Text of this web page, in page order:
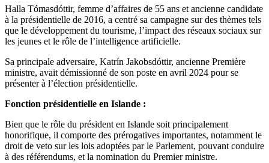
Halla Tómasdóttir, femme d’affaires de 55 ans et ancienne candidate
à la présidentielle de 2016, a centré sa campagne sur des thèmes tels
que le développement du tourisme, l’impact des réseaux sociaux sur
les jeunes et le rôle de l’intelligence artificielle.
Sa principale adversaire, Katrín Jakobsdóttir, ancienne Première
ministre, avait démissionné de son poste en avril 2024 pour se
présenter à l’élection présidentielle.
Fonction présidentielle en Islande :
Bien que le rôle du président en Islande soit principalement
honorifique, il comporte des prérogatives importantes, notamment le
droit de veto sur les lois adoptées par le Parlement, pouvant conduire
à des référendums, et la nomination du Premier ministre.